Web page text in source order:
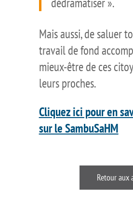
Mais aussi, de saluer
travail de fond
mieux-être de ces
leurs proches.
Cliquez ici pour en
sur le SambuSaHM
Retour aux